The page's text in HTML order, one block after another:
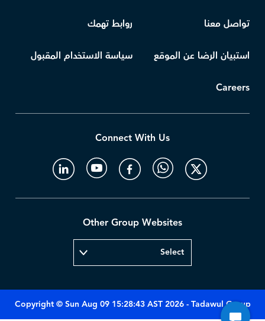
تواصل معنا روابط تهمك
استبيان الرضا عن الموقع سياسة الاستخدام المقبول
Careers
Connect With Us
Other Group Websites
Copyright © Sun Aug 09 15:28:43 AST 2026 - Tadawul Group